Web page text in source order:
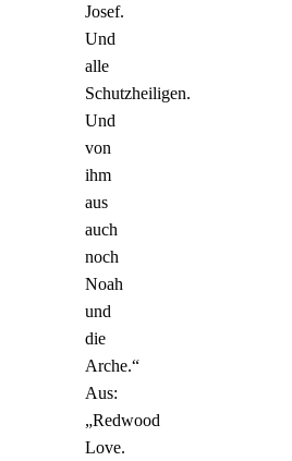
Josef.
Und
alle
Schutzheiligen.
Und
von
ihm
aus
auch
noch
Noah
und
die
Arche.“
Aus:
„Redwood
Love.